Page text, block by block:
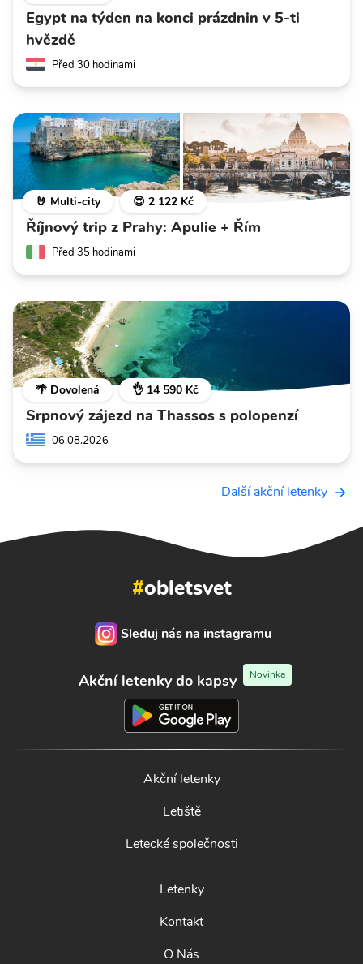
Egypt na týden na konci prázdnin v 5-ti
hvězdě
Před 30 hodinami
🤘 Multi-city 😍 2 122 Kč
Říjnový trip z Prahy: Apulie + Řím
Před 35 hodinami
🌴 Dovolená 👌 14 590 Kč
Srpnový zájezd na Thassos s polopenzí
06.08.2026
Další akční letenky
#obletsvet
Sleduj nás na instagramu
Akční letenky do kapsy Novinka
Akční letenky
Letiště
Letecké společnosti
Letenky
Kontakt
O Nás